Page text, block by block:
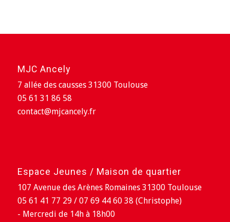
MJC Ancely
7 allée des causses 31300 Toulouse
05 61 31 86 58
contact@mjcancely.fr
Espace Jeunes / Maison de quartier
107 Avenue des Arènes Romaines 31300 Toulouse
05 61 41 77 29 / 07 69 44 60 38 (Christophe)
- Mercredi de 14h à 18h00